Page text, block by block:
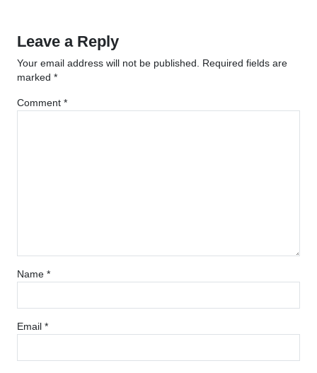
Leave a Reply
Your email address will not be published. Required fields are
marked *
Comment *
Name *
Email *